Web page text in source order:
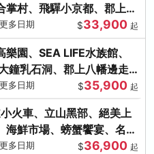
掌村、飛驒小京都、郡上八
多日期 $33,900 起
園、SEA LIFE水族館、
鐘乳石洞、郡上八幡邊走
多日期 $35,900 起
火車、立山黑部、絕美上
鮮市場、螃蟹饗宴、名湯
多日期 $36,900 起